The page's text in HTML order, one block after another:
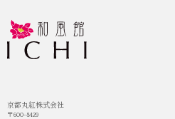
京都丸紅株式会社
〒600-8429